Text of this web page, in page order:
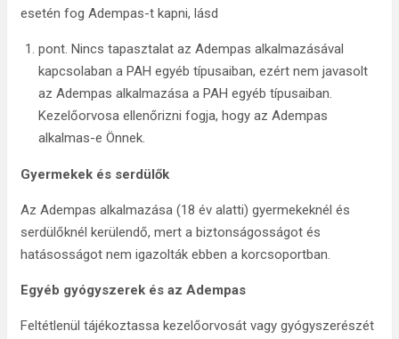
esetén fog Adempas-t kapni, lásd
pont. Nincs tapasztalat az Adempas alkalmazásával
kapcsolaban a PAH egyéb típusaiban, ezért nem javasolt
az Adempas alkalmazása a PAH egyéb típusaiban.
Kezelőorvosa ellenőrizni fogja, hogy az Adempas
alkalmas-e Önnek.
Gyermekek és serdülők
Az Adempas alkalmazása (18 év alatti) gyermekeknél és
serdülőknél kerülendő, mert a biztonságosságot és
hatásosságot nem igazolták ebben a korcsoportban.
Egyéb gyógyszerek és az Adempas
Feltétlenül tájékoztassa kezelőorvosát vagy gyógyszerészét